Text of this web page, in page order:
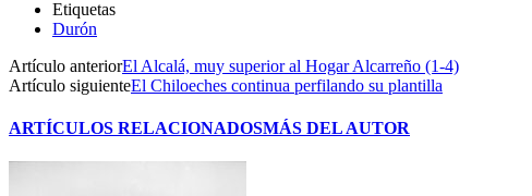
Etiquetas
Durón
Artículo anteriorEl Alcalá, muy superior al Hogar Alcarreño (1-4)
Artículo siguienteEl Chiloeches continua perfilando su plantilla
ARTÍCULOS RELACIONADOSMÁS DEL AUTOR